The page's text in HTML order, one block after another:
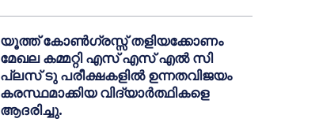
യൂത്ത് കോൺഗ്രസ്സ് തളിയക്കോണം
മേഖല കമ്മറ്റി എസ് എസ് എൽ സി
പ്ലസ് ടു പരീക്ഷകളിൽ ഉന്നതവിജയം
കരസ്ഥമാക്കിയ വിദ്യാർത്ഥികളെ
ആദരിച്ചു.